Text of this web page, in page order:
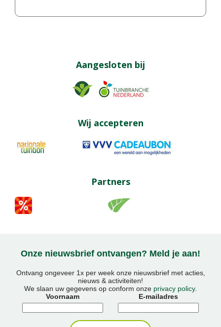
Aangesloten bij
Wij accepteren
Partners
Onze nieuwsbrief ontvangen? Meld je aan!
Ontvang ongeveer 1x per week onze nieuwsbrief met acties,
nieuws & activiteiten!
We slaan uw gegevens op conform onze privacy policy.
Voornaam
E-mailadres